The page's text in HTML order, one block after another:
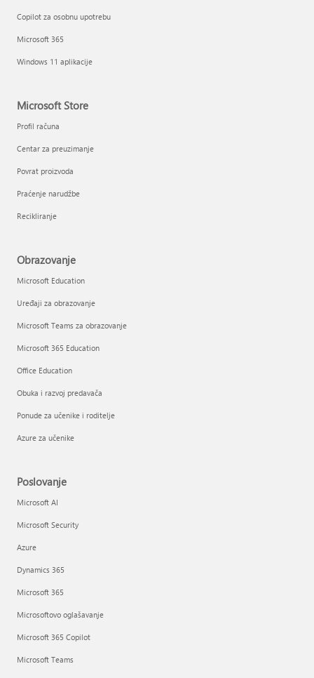
Copilot za osobnu upotrebu
Microsoft 365
Windows 11 aplikacije
Microsoft Store
Profil računa
Centar za preuzimanje
Povrat proizvoda
Praćenje narudžbe
Recikliranje
Obrazovanje
Microsoft Education
Uređaji za obrazovanje
Microsoft Teams za obrazovanje
Microsoft 365 Education
Office Education
Obuka i razvoj predavača
Ponude za učenike i roditelje
Azure za učenike
Poslovanje
Microsoft AI
Microsoft Security
Azure
Dynamics 365
Microsoft 365
Microsoftovo oglašavanje
Microsoft 365 Copilot
Microsoft Teams